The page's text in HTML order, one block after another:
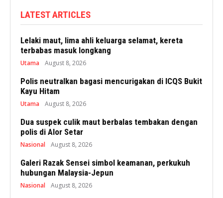
LATEST ARTICLES
Lelaki maut, lima ahli keluarga selamat, kereta
terbabas masuk longkang
Utama August 8, 2026
Polis neutralkan bagasi mencurigakan di ICQS Bukit
Kayu Hitam
Utama August 8, 2026
Dua suspek culik maut berbalas tembakan dengan
polis di Alor Setar
Nasional August 8, 2026
Galeri Razak Sensei simbol keamanan, perkukuh
hubungan Malaysia-Jepun
Nasional August 8, 2026